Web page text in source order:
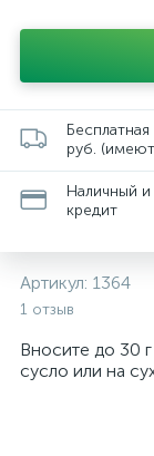
руб.
Наличный и
кредит
Артикул: 1364
1 отзыв
Вносите до 30
сусло или на